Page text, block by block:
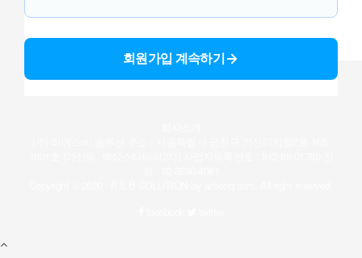
▼ 탐보르(드럼) 심화 ▼
심화1
접속
회원가입 계속하기